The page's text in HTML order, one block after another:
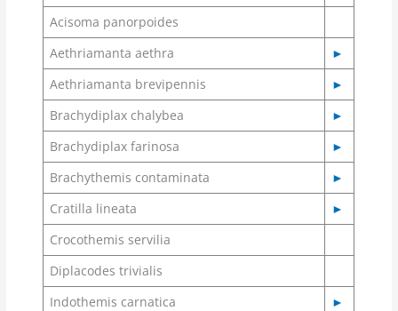
Acisoma panorpoides
Aethriamanta aethra
►
Aethriamanta brevipennis
►
Brachydiplax chalybea
►
Brachydiplax farinosa
►
Brachythemis contaminata
►
Cratilla lineata
►
Crocothemis servilia
Diplacodes trivialis
Indothemis carnatica
►